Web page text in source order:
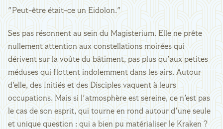
"Peut-être était-ce un Eidolon."
Ses pas résonnent au sein du Magisterium. Elle ne prête
nullement attention aux constellations moirées qui
dérivent sur la voûte du bâtiment, pas plus qu'aux petites
méduses qui flottent indolemment dans les airs. Autour
d'elle, des Initiés et des Disciples vaquent à leurs
occupations. Mais si l'atmosphère est sereine, ce n'est pas
le cas de son esprit, qui tourne en rond autour d'une seule
et unique question : qui a bien pu matérialiser le Kraken ?